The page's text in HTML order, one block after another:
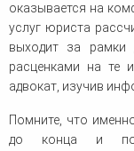
оказывается на
услуг юриста
выходит за рамки
расценками на те
адвокат, изучив
Помните, что
до конца и